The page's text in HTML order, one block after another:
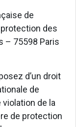
de
des
– 75598 Paris
d’un droit
de
de la
de protection